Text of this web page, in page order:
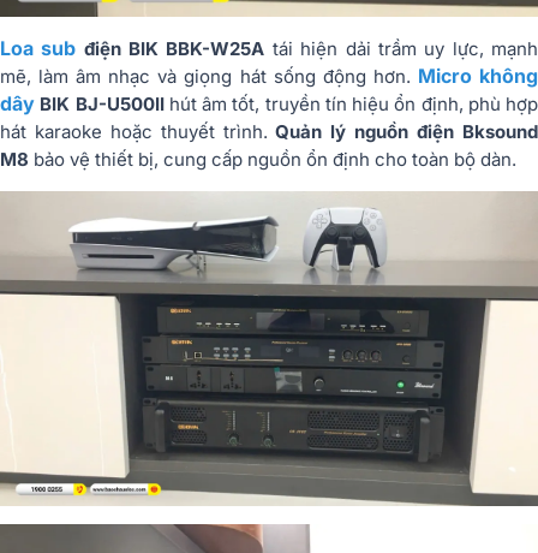
Loa sub điện BIK BBK-W25A tái hiện dải trầm uy lực, mạnh
mẽ, làm âm nhạc và giọng hát sống động hơn. Micro không
dây BIK BJ-U500IIhút âm tốt, truyền tín hiệu ổn định, phù hợp
hát karaoke hoặc thuyết trình.Quản lý nguồn điện Bksound
M8 bảo vệ thiết bị, cung cấp nguồn ổn định cho toàn bộ dàn.